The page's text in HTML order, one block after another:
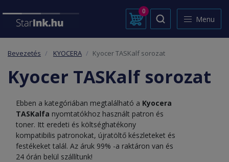
0
Menu
Bevezetés KYOCERA Kyocer TASKalf sorozat
Kyocer TASKalf sorozat
Ebben a kategóriában megtalálható a Kyocera
TASKalfa nyomtatókhoz használt patron és
toner. Itt eredeti és költséghatékony
kompatibilis patronokat, újratöltő készleteket és
festékeket talál. Az áruk 99% -a raktáron van és
24 órán belül szállítunk!